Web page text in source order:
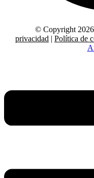
© Copyright
privacidad | Política de